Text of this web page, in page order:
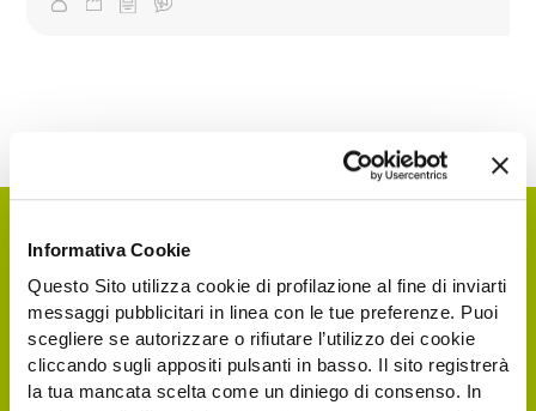
Informativa Cookie
Questo Sito utilizza cookie di profilazione al fine di inviarti
messaggi pubblicitari in linea con le tue preferenze. Puoi
scegliere se autorizzare o rifiutare l’utilizzo dei cookie
cliccando sugli appositi pulsanti in basso. Il sito registrerà
la tua mancata scelta come un diniego di consenso. In